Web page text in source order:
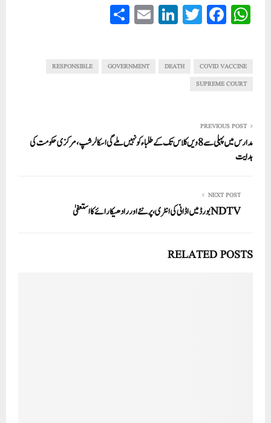
W
ha
A
pp
Fa
ce
ok
T
wi
r
Li
nk
In
E
m
COVID VACCINE
DEATH
GOVERNMENT
RESPONSIBLE
SUPREME COURT
PREVIOUS POST
مدارس میں پہلی سے 8ویں کلاس تک کےطلباء کو نہیں ملےگی اسکالرشپ، مرکزی حکومت کی
ہدایت
NEXT POST
NDTVبورڈ میں اڈانی کی انٹری، پرنئے اور رادھیکا رائے کا استعفیٰ
RELATED POSTS